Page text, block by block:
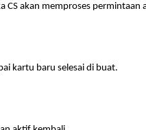
CS akan memproses permintaan
kartu baru selesai di buat.